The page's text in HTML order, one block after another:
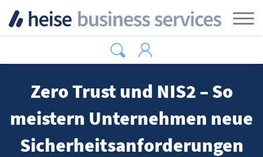
Zero Trust und NIS2 – So
meistern Unternehmen neue
Sicherheitsanforderungen